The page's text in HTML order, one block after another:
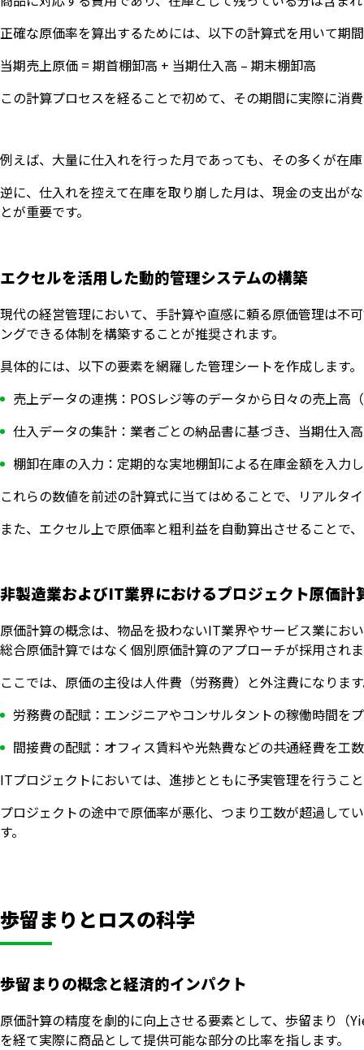
正確な原価率を算出するためには、以下の計算式を用いて期
当期売上原価 = 期首棚卸高 + 当期仕入高 – 期末棚卸高
この計算プロセスを経ることで初めて、その期間に実際に消
例えば、大量に仕入れを行った月であっても、その多くが在
逆に、仕入れを控えて在庫を取り崩した月は、現金の支出が
とが重要です。
エクセルを活用した動的管理システムの構築
現代の経営管理において、手計算や直感に頼る原価管理は不
ングできる体制を構築することが推奨されます。
具体的には、以下の要素を網羅した管理シートを作成します。
売上データの連携：POSレジ等のデータから日々の売上高
仕入データの集計：業者ごとの納品書に基づき、当期仕入
棚卸在庫の入力：定期的な実地棚卸による在庫金額を入力
これらの数値を前述の計算式に当てはめることで、リアルタ
また、エクセル上で原価率と粗利益を自動算出させることで
非製造業およびIT業界におけるプロジェクト原価計
原価計算の概念は、物品を扱わないIT業界やサービス業にお
総合原価計算ではなく個別原価計算のアプローチが採用され
ここでは、原価の主役は人件費（労務費）と外注費になりま
労務費の配賦：エンジニアやコンサルタントの稼働時間を
間接費の配賦：オフィス賃料や光熱費などの共通経費を工
ITプロジェクトにおいては、進捗とともに予実管理を行うこ
プロジェクトの途中で原価率が悪化、つまり工数が超過して
す。
歩留まりとロスの科学
歩留まりの概念と経済的インパクト
原価計算の精度を劇的に向上させる要素として、歩留まり（
を経て実際に商品として提供可能な部分の比率を指します。